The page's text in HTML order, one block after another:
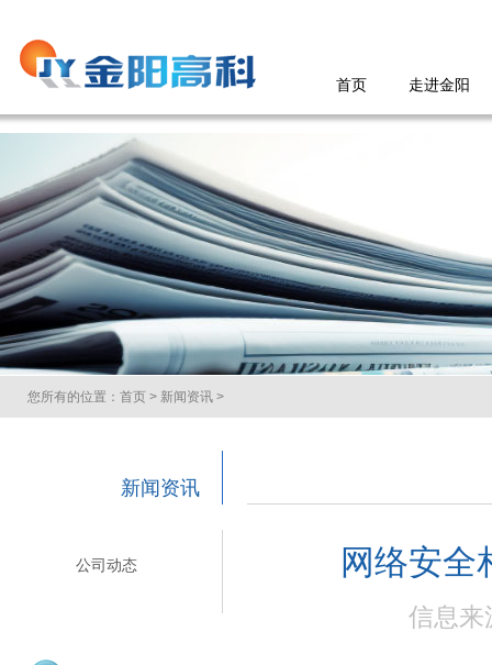
首页 走进金阳
您所有的位置： 首页 > 新闻资讯 >
新闻资讯
公司动态 网络安全
信息